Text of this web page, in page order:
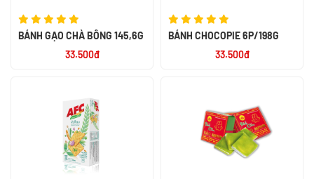
BÁNH GẠO CHÀ BÔNG 145,6G
33.500đ
BÁNH CHOCOPIE 6P/198G
33.500đ